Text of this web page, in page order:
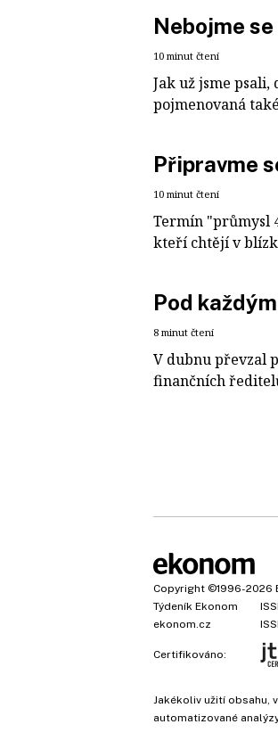
Nebojme
10 minut čtení
Jak už jsme
pojmenovaná
Připravme
10 minut čtení
Termín "průmysl
kteří chtějí v
Pod
8 minut čtení
V dubnu převzal
finančních
Copyright ©1996-2026
Týdeník Ekonom
ekonom.cz
Certifikováno:
Jakékoliv užití obsahu,
automatizované